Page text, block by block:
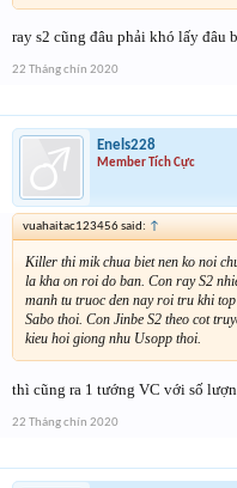
ray s2 cũng đâu phải khó lấy đâu
22 Tháng chín 2020
Enels228
Member Tích Cực
vuahaitac123456 said: ↑
Killer thi mik chua biet nen ko noi
la kha on roi do ban. Con ray S2
manh tu truoc den nay roi tru khi
Sabo thoi. Con Jinbe S2 theo cot
kieu hoi giong nhu Usopp thoi.
thì cũng ra 1 tướng VC với số
22 Tháng chín 2020